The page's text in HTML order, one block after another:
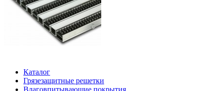
Каталог
Грязезащитные решетки